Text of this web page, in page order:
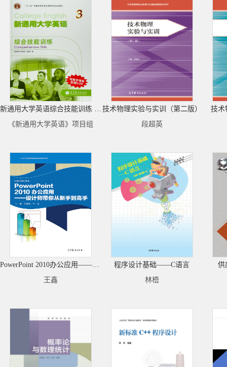
新通用大学英语综合技能训练 3 ( 新封面）
《新通用大学英语》项目组
技术物理实验与实训（第二版）
段超英
技术
PowerPoint 2010办公应用——设计师带你从新手到高手
王鑫
程序设计基础——C语言
林梧
供